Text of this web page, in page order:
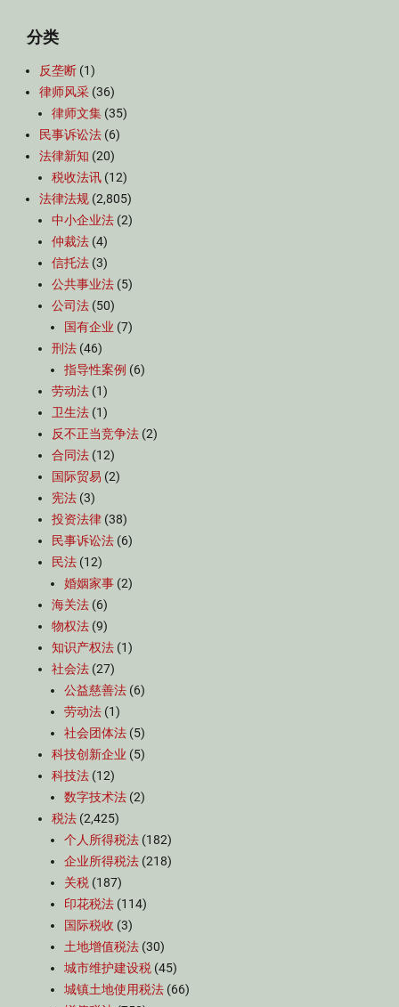
分类
反垄断 (1)
律师风采 (36)
律师文集 (35)
民事诉讼法 (6)
法律新知 (20)
税收法讯 (12)
法律法规 (2,805)
中小企业法 (2)
仲裁法 (4)
信托法 (3)
公共事业法 (5)
公司法 (50)
国有企业 (7)
刑法 (46)
指导性案例 (6)
劳动法 (1)
卫生法 (1)
反不正当竞争法 (2)
合同法 (12)
国际贸易 (2)
宪法 (3)
投资法律 (38)
民事诉讼法 (6)
民法 (12)
婚姻家事 (2)
海关法 (6)
物权法 (9)
知识产权法 (1)
社会法 (27)
公益慈善法 (6)
劳动法 (1)
社会团体法 (5)
科技创新企业 (5)
科技法 (12)
数字技术法 (2)
税法 (2,425)
个人所得税法 (182)
企业所得税法 (218)
关税 (187)
印花税法 (114)
国际税收 (3)
土地增值税法 (30)
城市维护建设税 (45)
城镇土地使用税法 (66)